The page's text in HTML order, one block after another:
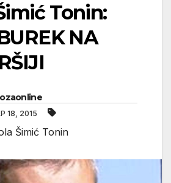
Tonin:
NA
18, 2015
Šimić Tonin